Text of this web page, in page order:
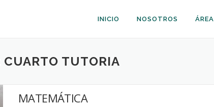
INICIO NOSOTROS
CUARTO TUTORIA
MATEMÁTICA